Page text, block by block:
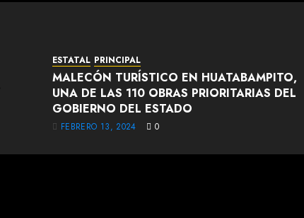
ESTATAL PRINCIPAL
MALECÓN TURÍSTICO EN HUATABAMPITO,
UNA DE LAS 110 OBRAS PRIORITARIAS DEL
GOBIERNO DEL ESTADO
FEBRERO 13, 2024 0